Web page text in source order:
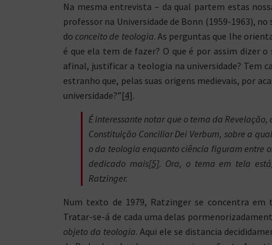
Na mesma entrevista – da qual partem estas
professor na Universidade de Bonn (1959-1963),
do conceito de teologia. As perguntas que lhe
é que ela tem de fazer? O que é por assim dizer
afinal, justificar a teologia na universidade? Tem
estranho que, pelas suas origens medievais, por
universidade?”[4].
É interessante notar que o tema da
Constituição ConciliarDei Verbum, sobre a
o da teologia enquanto ciência figuram entre
dedicado mais[5]. Ora, o tema em tela
Ratzinger.
Num texto de 1979, Ratzinger se concentra
Tratar-se-á de cada uma delas
objeto da teologia. Aqui ele se distancia